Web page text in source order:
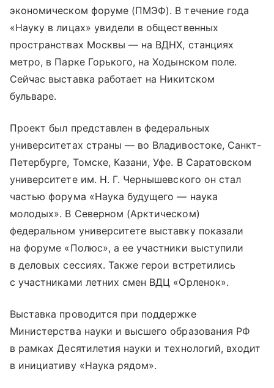
экономическом форуме (ПМЭФ). В течение года
«Науку в лицах» увидели в общественных
пространствах Москвы — на ВДНХ, станциях
метро, в Парке Горького, на Ходынском поле.
Сейчас выставка работает на Никитском
бульваре.
Проект был представлен в федеральных
университетах страны — во Владивостоке, Санкт-
Петербурге, Томске, Казани, Уфе. В Саратовском
университете им. Н. Г. Чернышевского он стал
частью форума «Наука будущего — наука
молодых». В Северном (Арктическом)
федеральном университете выставку показали
на форуме «Полюс», а ее участники выступили
в деловых сессиях. Также герои встретились
с участниками летних смен ВДЦ «Орленок».
Выставка проводится при поддержке
Министерства науки и высшего образования РФ
в рамках Десятилетия науки и технологий, входит
в инициативу «Наука рядом».